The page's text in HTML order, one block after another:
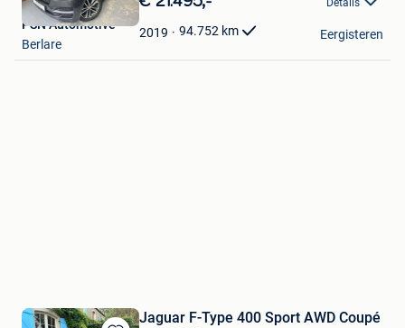
Mijn
Favorieten
Details
2019 94.752 km
PSN Automotive
Berlare
Eergisteren
Jaguar F-Type 400 Sport AWD Coupé